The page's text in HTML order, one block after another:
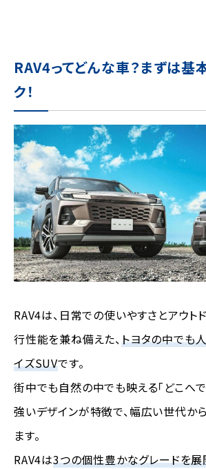
RAV4ってどんな車？まずは基
ク！
RAV4は、日常での使いやすさとアウト
行性能を兼ね備えた、トヨタの中でも
イズSUVです。
街中でも自然の中でも映える「どこへ
強いデザインが特徴で、幅広い世代か
ます。
RAV4は3つの個性豊かなグレードを